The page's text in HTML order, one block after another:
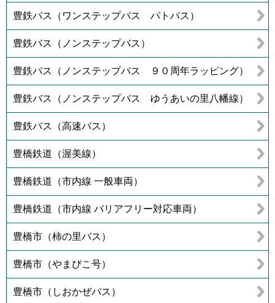
豊鉄バス（ワンステップバス パトバス）
豊鉄バス（ノンステップバス）
豊鉄バス（ノンステップバス ９０周年ラッピング）
豊鉄バス（ノンステップバス ゆうあいの里八幡線）
豊鉄バス（高速バス）
豊橋鉄道（渥美線）
豊橋鉄道（市内線 一般車両）
豊橋鉄道（市内線 バリアフリー対応車両）
豊橋市（柿の里バス）
豊橋市（やまびこ号）
豊橋市（しおかぜバス）